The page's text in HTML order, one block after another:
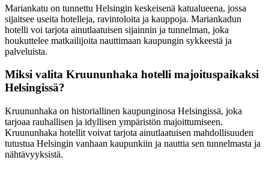
Mariankatu on tunnettu Helsingin keskeisenä katualueena, jossa
sijaitsee useita hotelleja, ravintoloita ja kauppoja. Mariankadun
hotelli voi tarjota ainutlaatuisen sijainnin ja tunnelman, joka
houkuttelee matkailijoita nauttimaan kaupungin sykkeestä ja
palveluista.
Miksi valita Kruununhaka hotelli majoituspaikaksi
Helsingissä?
Kruununhaka on historiallinen kaupunginosa Helsingissä, joka
tarjoaa rauhallisen ja idyllisen ympäristön majoittumiseen.
Kruununhaka hotellit voivat tarjota ainutlaatuisen mahdollisuuden
tutustua Helsingin vanhaan kaupunkiin ja nauttia sen tunnelmasta ja
nähtävyyksistä.